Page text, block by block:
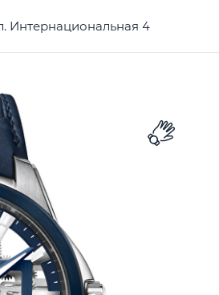
Интернациональная 4